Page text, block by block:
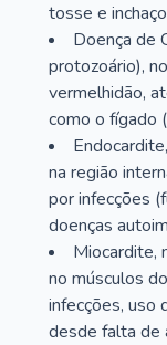
tosse e
Doença de
protozoário),
vermelhidão,
como o fígado
na região
por infecções
doenças
Miocardite,
no músculos
infecções, uso
desde falta de